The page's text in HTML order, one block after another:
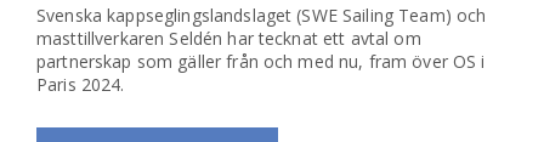
Svenska kappseglingslandslaget (SWE Sailing Team) och
masttillverkaren Seldén har tecknat ett avtal om
partnerskap som gäller från och med nu, fram över OS i
Paris 2024.